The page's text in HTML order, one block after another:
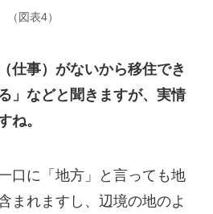
（図表4）
事）がないから移住でき
」などと聞きますが、実情
ね。
口に「地方」と言っても地
まれますし、辺境の地のよ